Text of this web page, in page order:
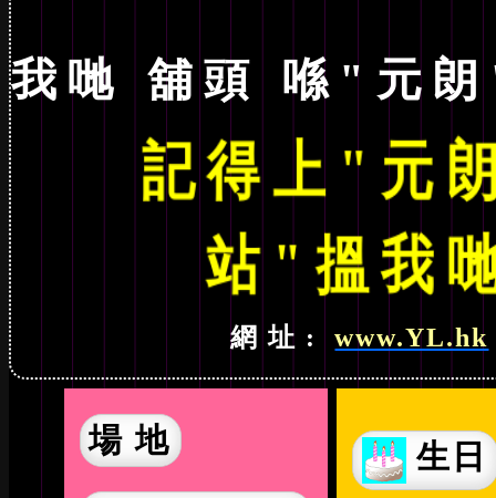
我哋 舖頭 喺"元
記得上"元
站"搵我哋
網 址 :www.YL.hk
場 地 生日